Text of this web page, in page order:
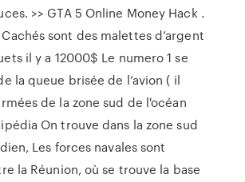
>> GTA 5 Online Money Hack .
sont des malettes d’argent
il y a 12000$ Le numero 1 se
la queue brisée de l’avion ( il
de la zone sud de l'océan
On trouve dans la zone sud
Les forces navales sont
la Réunion, où se trouve la base